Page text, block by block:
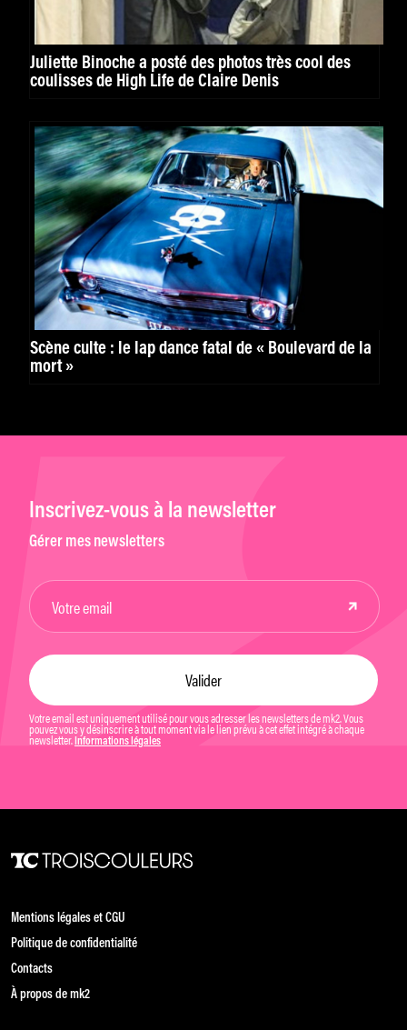
Juliette Binoche a posté des photos très cool des
coulisses de High Life de Claire Denis
Scène culte : le lap dance fatal de « Boulevard de la
mort »
Inscrivez-vous à la newsletter
Gérer mes newsletters
Votre email est uniquement utilisé pour vous adresser les newsletters de mk2. Vous
pouvez vous y désinscrire à tout moment via le lien prévu à cet effet intégré à chaque
newsletter. Informations légales
Mentions légales et CGU
Politique de confidentialité
Contacts
À propos de mk2